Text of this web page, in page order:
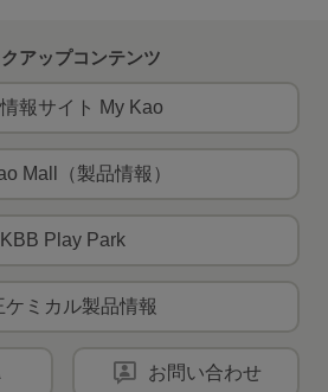
クアップコンテンツ
報サイト My Kao
Mall（製品情報）
KBB Play Park
ケミカル製品情報
お問い合わせ